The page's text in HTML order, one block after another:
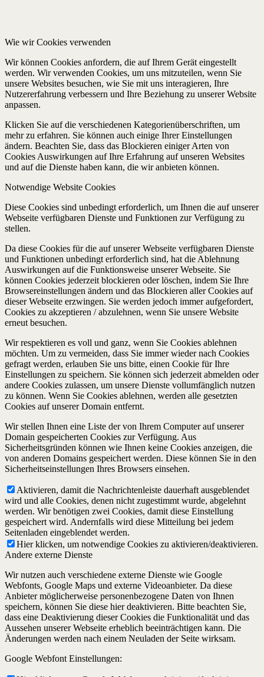
Wie wir Cookies verwenden
Wir können Cookies anfordern, die auf Ihrem Gerät eingestellt
werden. Wir verwenden Cookies, um uns mitzuteilen, wenn Sie
unsere Websites besuchen, wie Sie mit uns interagieren, Ihre
Nutzererfahrung verbessern und Ihre Beziehung zu unserer Website
anpassen.
Klicken Sie auf die verschiedenen Kategorienüberschriften, um
mehr zu erfahren. Sie können auch einige Ihrer Einstellungen
ändern. Beachten Sie, dass das Blockieren einiger Arten von
Cookies Auswirkungen auf Ihre Erfahrung auf unseren Websites
und auf die Dienste haben kann, die wir anbieten können.
Notwendige Website Cookies
Diese Cookies sind unbedingt erforderlich, um Ihnen die auf unserer
Webseite verfügbaren Dienste und Funktionen zur Verfügung zu
stellen.
Da diese Cookies für die auf unserer Webseite verfügbaren Dienste
und Funktionen unbedingt erforderlich sind, hat die Ablehnung
Auswirkungen auf die Funktionsweise unserer Webseite. Sie
können Cookies jederzeit blockieren oder löschen, indem Sie Ihre
Browsereinstellungen ändern und das Blockieren aller Cookies auf
dieser Webseite erzwingen. Sie werden jedoch immer aufgefordert,
Cookies zu akzeptieren / abzulehnen, wenn Sie unsere Website
erneut besuchen.
Wir respektieren es voll und ganz, wenn Sie Cookies ablehnen
möchten. Um zu vermeiden, dass Sie immer wieder nach Cookies
gefragt werden, erlauben Sie uns bitte, einen Cookie für Ihre
Einstellungen zu speichern. Sie können sich jederzeit abmelden oder
andere Cookies zulassen, um unsere Dienste vollumfänglich nutzen
zu können. Wenn Sie Cookies ablehnen, werden alle gesetzten
Cookies auf unserer Domain entfernt.
Wir stellen Ihnen eine Liste der von Ihrem Computer auf unserer
Domain gespeicherten Cookies zur Verfügung. Aus
Sicherheitsgründen können wie Ihnen keine Cookies anzeigen, die
von anderen Domains gespeichert werden. Diese können Sie in den
Sicherheitseinstellungen Ihres Browsers einsehen.
Aktivieren, damit die Nachrichtenleiste dauerhaft ausgeblendet
wird und alle Cookies, denen nicht zugestimmt wurde, abgelehnt
werden. Wir benötigen zwei Cookies, damit diese Einstellung
gespeichert wird. Andernfalls wird diese Mitteilung bei jedem
Seitenladen eingeblendet werden.
Hier klicken, um notwendige Cookies zu aktivieren/deaktivieren.
Andere externe Dienste
Wir nutzen auch verschiedene externe Dienste wie Google
Webfonts, Google Maps und externe Videoanbieter. Da diese
Anbieter möglicherweise personenbezogene Daten von Ihnen
speichern, können Sie diese hier deaktivieren. Bitte beachten Sie,
dass eine Deaktivierung dieser Cookies die Funktionalität und das
Aussehen unserer Webseite erheblich beeinträchtigen kann. Die
Änderungen werden nach einem Neuladen der Seite wirksam.
Google Webfont Einstellungen: